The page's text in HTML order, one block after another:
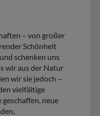
– von großer
Schönheit
schenken uns
wir aus der Natur
wir sie jedoch –
vielfältige
neue